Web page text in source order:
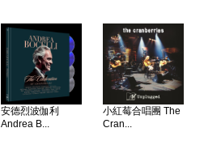
安德烈波伽利
Andrea B...
小紅莓合唱團 The
Cran...